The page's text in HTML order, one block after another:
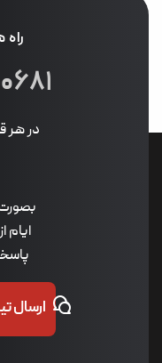
راه
در هر
ایام
ارسال